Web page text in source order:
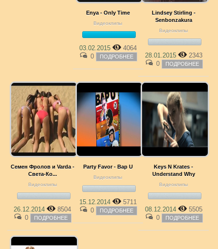
Enya - Only Time
Видеоклипы
03.02.2015
4064
0
ПОДРОБНЕЕ
Lindsey Stirling -
Senbonzakura
Видеоклипы
28.01.2015
2343
0
ПОДРОБНЕЕ
Семен Фролов и Varda -
Света-Ко...
Видеоклипы
26.12.2014
8504
0
ПОДРОБНЕЕ
Party Favor - Bap U
Видеоклипы
15.12.2014
5711
0
ПОДРОБНЕЕ
Keys N Krates -
Understand Why
Видеоклипы
08.12.2014
5505
0
ПОДРОБНЕЕ